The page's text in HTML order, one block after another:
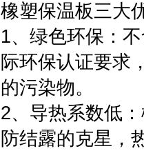
橡塑保温板三大
1、绿色环保：
际环保认证要求
的污染物。
2、导热系数低
防结露的克星，